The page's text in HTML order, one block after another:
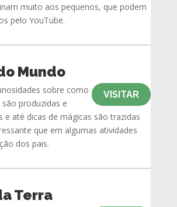
muito aos pequenos, que podem
pelo YouTube.
Mundo
VISITAR
sobre como
produzidas e
e até dicas de mágicas são trazidas
que em algumas atividades
dos pais.
Terra